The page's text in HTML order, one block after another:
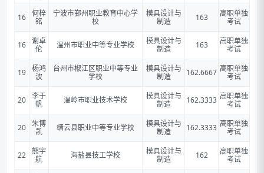
16 何梓
铭
宁波市鄞州职业教育中心学
校
模具设计与
制造
163
高职单独
考试
16 谢卓
伦
温州市职业中等专业学校
模具设计与
制造
163
高职单独
考试
19 杨鸿
波
台州市椒江区职业中等专业
学校
模具设计与
制造
162.6667 高职单独
考试
20 李于
帆
温岭市职业技术学校
模具设计与
制造
162.3333 高职单独
考试
20 朱博
凯
缙云县职业中等专业学校
模具设计与
制造
162.3333 高职单独
考试
22 熊宇
航
海盐县技工学校
模具设计与
制造
162
高职单独
考试